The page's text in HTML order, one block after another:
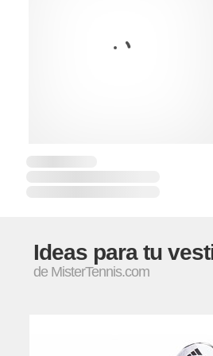
Ideas para tu
de MisterTennis.com